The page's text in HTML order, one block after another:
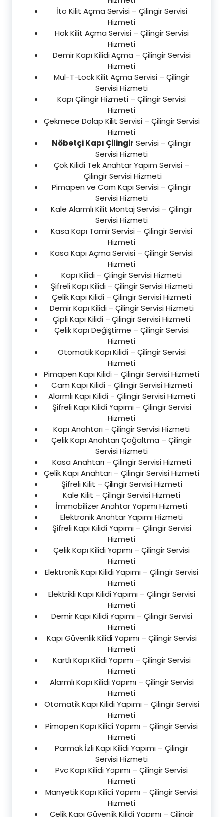
İto Kilit Açma Servisi – Çilingir Servisi
Hizmeti
Hok Kilit Açma Servisi – Çilingir Servisi
Hizmeti
Demir Kapı Kilidi Açma – Çilingir Servisi
Hizmeti
Mul-T-Lock Kilit Açma Servisi – Çilingir
Servisi Hizmeti
Kapı Çilingir Hizmeti – Çilingir Servisi
Hizmeti
Çekmece Dolap Kilit Servisi – Çilingir Servisi
Hizmeti
Nöbetçi Kapı Çilingir Servisi – Çilingir
Servisi Hizmeti
Çok Kilidi Tek Anahtar Yapım Servisi –
Çilingir Servisi Hizmeti
Pimapen ve Cam Kapı Servisi – Çilingir
Servisi Hizmeti
Kale Alarmlı Kilit Montaj Servisi – Çilingir
Servisi Hizmeti
Kasa Kapı Tamir Servisi – Çilingir Servisi
Hizmeti
Kasa Kapı Açma Servisi – Çilingir Servisi
Hizmeti
Kapı Kilidi – Çilingir Servisi Hizmeti
Şifreli Kapı Kilidi – Çilingir Servisi Hizmeti
Çelik Kapı Kilidi – Çilingir Servisi Hizmeti
Demir Kapı Kilidi – Çilingir Servisi Hizmeti
Çipli Kapı Kilidi – Çilingir Servisi Hizmeti
Çelik Kapı Değiştirme – Çilingir Servisi
Hizmeti
Otomatik Kapı Kilidi – Çilingir Servisi
Hizmeti
Pimapen Kapı Kilidi – Çilingir Servisi Hizmeti
Cam Kapı Kilidi – Çilingir Servisi Hizmeti
Alarmlı Kapı Kilidi – Çilingir Servisi Hizmeti
Şifreli Kapı Kilidi Yapımı – Çilingir Servisi
Hizmeti
Kapı Anahtarı – Çilingir Servisi Hizmeti
Çelik Kapı Anahtarı Çoğaltma – Çilingir
Servisi Hizmeti
Kasa Anahtarı – Çilingir Servisi Hizmeti
Çelik Kapı Anahtarı – Çilingir Servisi Hizmeti
Şifreli Kilit – Çilingir Servisi Hizmeti
Kale Kilit – Çilingir Servisi Hizmeti
İmmobilizer Anahtar Yapımı Hizmeti
Elektronik Anahtar Yapımı Hizmeti
Şifreli Kapı Kilidi Yapımı – Çilingir Servisi
Hizmeti
Çelik Kapı Kilidi Yapımı – Çilingir Servisi
Hizmeti
Elektronik Kapı Kilidi Yapımı – Çilingir Servisi
Hizmeti
Elektrikli Kapı Kilidi Yapımı – Çilingir Servisi
Hizmeti
Demir Kapı Kilidi Yapımı – Çilingir Servisi
Hizmeti
Kapı Güvenlik Kilidi Yapımı – Çilingir Servisi
Hizmeti
Kartlı Kapı Kilidi Yapımı – Çilingir Servisi
Hizmeti
Alarmlı Kapı Kilidi Yapımı – Çilingir Servisi
Hizmeti
Otomatik Kapı Kilidi Yapımı – Çilingir Servisi
Hizmeti
Pimapen Kapı Kilidi Yapımı – Çilingir Servisi
Hizmeti
Parmak İzli Kapı Kilidi Yapımı – Çilingir
Servisi Hizmeti
Pvc Kapı Kilidi Yapımı – Çilingir Servisi
Hizmeti
Manyetik Kapı Kilidi Yapımı – Çilingir Servisi
Hizmeti
Çelik Kapı Güvenlik Kilidi Yapımı – Çilingir